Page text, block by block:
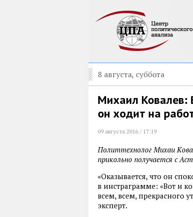
8 августа, суббота
Михаил Ковалев:
он ходит на
09 августа 2016 / 17:19
Политтехнолог Михаи
прикольно получается с
«Оказывается, что он
в инстраграмме: «Вот и
всем, всем, прекрасного
эксперт.